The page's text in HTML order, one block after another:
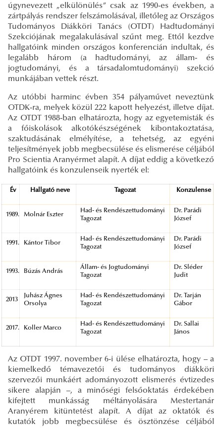
úgynevezett „elkülönülés” csak az 1990-es években, a
zártpályás rendszer felszámolásával, illetőleg az Országos
Tudományos Diákköri Tanács (OTDT) Hadtudományi
Szekciójának megalakulásával szűnt meg. Ettől kezdve
hallgatóink minden országos konferencián indultak, és
legalább három (a hadtudományi, az állam- és
jogtudományi, és a társadalomtudományi) szekció
munkájában vettek részt.
Az utóbbi harminc évben 354 pályaművet neveztünk
OTDK-ra, melyek közül 222 kapott helyezést, illetve díjat.
Az OTDT 1988-ban elhatározta, hogy az egyetemisták és
a főiskolások alkotókészségének kibontakoztatása,
szaktudásának elmélyítése, a tehetség, az egyéni
teljesítmények jobb megbecsülése és elismerése céljából
Pro Scientia Aranyérmet alapít. A díjat eddig a következő
hallgatóink és konzulenseik nyerték el:
Év Hallgató neve Tagozat Konzulense
1989. Molnár Eszter
Had- és Rendészettudományi
Tagozat
Dr. Parádi
József
1991. Kántor Tibor
Had- és Rendészettudományi
Tagozat
Dr. Parádi
József
1993. Búzás András
Állam- és Jogtudományi
Tagozat
Dr. Sléder
Judit
2013
Juhász Ágnes
Orsolya
Had- és Rendészettudományi
Tagozat
Dr. Tarján
Gábor
2017. Koller Marco
Had- és Rendészettudományi
Tagozat
Dr. Sallai
János
Az OTDT 1997. november 6-i ülése elhatározta, hogy – a
kiemelkedő témavezetői és tudományos diákköri
szervezői munkáért adományozott elismerés évtizedes
sikere alapján –, a minőségi felsőoktatás érdekében
kifejtett munkásság méltányolására Mestertanár
Aranyérem kitüntetést alapít. A díjat az oktatók és
kutatók jobb megbecsülése és ösztönzése céljából